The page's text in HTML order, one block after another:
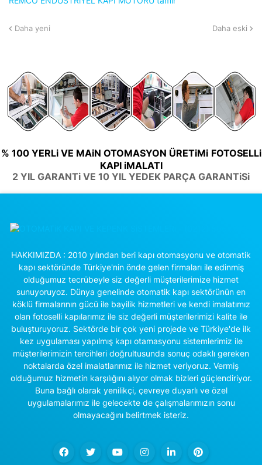
Daha yeni Daha eski
% 100 YERLi VE MAiN OTOMASYON ÜRETiMi FOTOSELLi
KAPI iMALATI
2 YIL GARANTi VE 10 YIL YEDEK PARÇA GARANTiSi
HAKKIMIZDA : 2010 yılından beri kapı otomasyonu ve otomatik
kapı sektöründe Türkiye'nin önde gelen firmaları ile edinmiş
olduğumuz tecrübeyle siz değerli müşterilerimize hizmet
sunuyoruyoz. Dünya genelinde otomatik kapı sektörünün en
köklü firmalarının gücü ile bayilik hizmetleri ve kendi imalatımız
olan fotoselli kapılarımız ile siz değerli müşterilerimizi kalite ile
buluşturuyoruz. Sektörde bir çok yeni projede ve Türkiye'de ilk
kez uygulaması yapılmış kapı otamasyonu sistemlerimiz ile
müşterilerimizin tercihleri doğrultusunda sonuç odaklı gereken
noktalarda özel imalatlarımız ile hizmet veriyoruz. Vermiş
olduğumuz hizmetin karşılığını alıyor olmak bizleri güçlendiriyor.
Buna bağlı olarak yenilikçi, çevreye duyarlı ve özel
uygulamalarımız ile gelecekte de çalışmalarımızın sonu
olmayacağını belirtmek isteriz.